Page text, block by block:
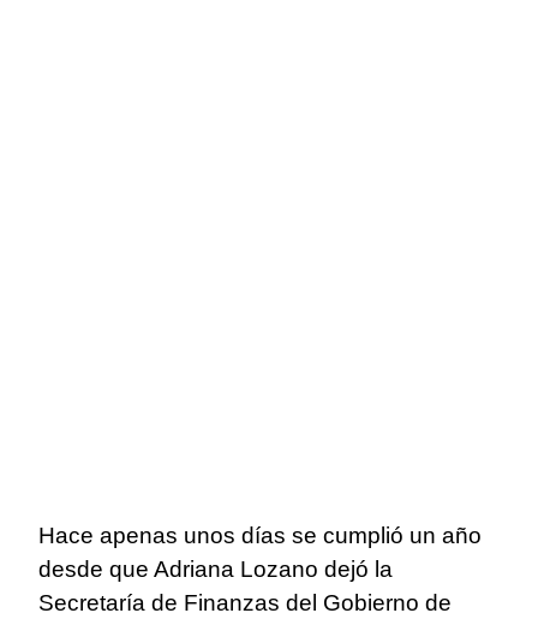
Hace apenas unos días se cumplió un año
desde que Adriana Lozano dejó la
Secretaría de Finanzas del Gobierno de